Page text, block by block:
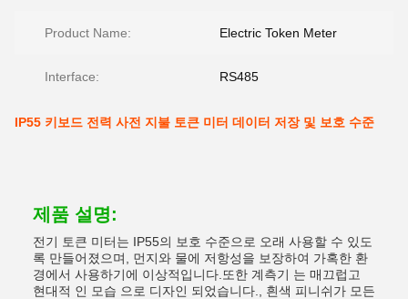
Product Name: Electric Token Meter
Interface: RS485
IP55 키보드 전력 사전 지불 토큰 미터 데이터 저장 및 보호 수준
제품 설명:
전기 토큰 미터는 IP55의 보호 수준으로 오래 사용할 수 있도
록 만들어졌으며, 먼지와 물에 저항성을 보장하여 가혹한 환
경에서 사용하기에 이상적입니다.또한 계측기 는 매끄럽고
현대적 인 모습 으로 디자인 되었습니다., 흰색 피니쉬가 모든